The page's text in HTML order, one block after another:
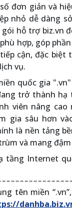
đơn giản và
nhỏ dễ dàng
hỗ trợ biz.vn
hợp, góp
cận, đặc biệt
vụ.
quốc gia
trở thành
viên nâng
gia sâu hơn
là nền tảng
và mang đậm
tầng Internet
tên miền